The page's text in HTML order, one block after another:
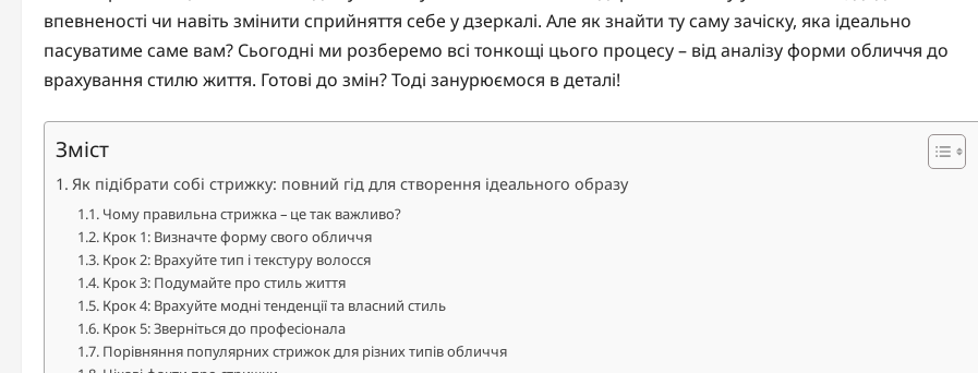
впевненості чи навіть змінити сприйняття себе у дзеркалі. Але як знайти ту саму зачіску, яка ідеально
пасуватиме саме вам? Сьогодні ми розберемо всі тонкощі цього процесу – від аналізу форми обличчя до
врахування стилю життя. Готові до змін? Тоді занурюємося в деталі!
Зміст
Як підібрати собі стрижку: повний гід для створення ідеального образу
Чому правильна стрижка – це так важливо?
Крок 1: Визначте форму свого обличчя
Крок 2: Врахуйте тип і текстуру волосся
Крок 3: Подумайте про стиль життя
Крок 4: Врахуйте модні тенденції та власний стиль
Крок 5: Зверніться до професіонала
Порівняння популярних стрижок для різних типів обличчя